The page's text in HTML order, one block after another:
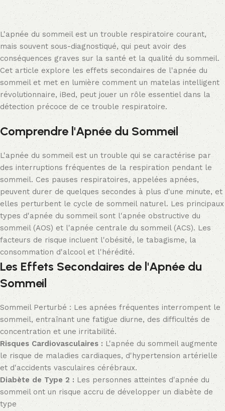
L'apnée du sommeil est un trouble respiratoire courant,
mais souvent sous-diagnostiqué, qui peut avoir des
conséquences graves sur la santé et la qualité du sommeil.
Cet article explore les effets secondaires de l'apnée du
sommeil et met en lumière comment un matelas intelligent
révolutionnaire, iBed, peut jouer un rôle essentiel dans la
détection précoce de ce trouble respiratoire.
Comprendre l'Apnée du Sommeil
L'apnée du sommeil est un trouble qui se caractérise par
des interruptions fréquentes de la respiration pendant le
sommeil. Ces pauses respiratoires, appelées apnées,
peuvent durer de quelques secondes à plus d'une minute, et
elles perturbent le cycle de sommeil naturel. Les principaux
types d'apnée du sommeil sont l'apnée obstructive du
sommeil (AOS) et l'apnée centrale du sommeil (ACS). Les
facteurs de risque incluent l'obésité, le tabagisme, la
consommation d'alcool et l'hérédité.
Les Effets Secondaires de l'Apnée du
Sommeil
Sommeil Perturbé : Les apnées fréquentes interrompent le
sommeil, entraînant une fatigue diurne, des difficultés de
concentration et une irritabilité.
Risques Cardiovasculaires :L'apnée du sommeil augmente
le risque de maladies cardiaques, d'hypertension artérielle
et d'accidents vasculaires cérébraux.
Diabète de Type 2 : Les personnes atteintes d'apnée du
sommeil ont un risque accru de développer un diabète de
type